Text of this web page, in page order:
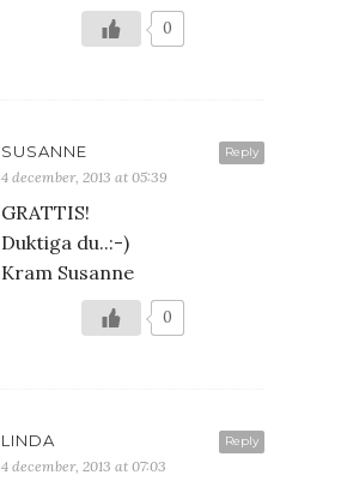
0
Reply
SUSANNE
4 december, 2013 at 05:39
GRATTIS!
Duktiga du..:-)
Kram Susanne
0
Reply
LINDA
4 december, 2013 at 07:03